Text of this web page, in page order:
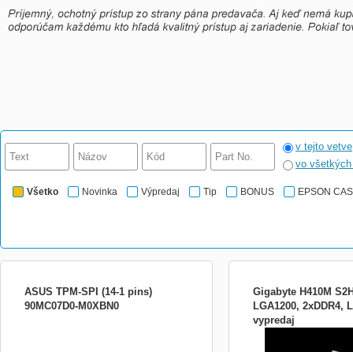
v tejto vetve
vo
Všetko Novinka Výpredaj Tip BONUS EPSON
ASUS TPM-SPI (14-1 pins)
90MC07D0-M0XBN0
Gigabyte H410M
LGA1200, 2xDDR4,
vypredaj